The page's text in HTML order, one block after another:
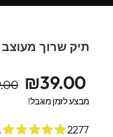
תיק שרוך מעוצב
מחיר
מקורי
מחיר
מבצע
₪39.00
מבצע לזמן מוגבל!
2277 ביקורות